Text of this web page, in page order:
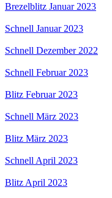
Brezelblitz Januar 2023
Schnell Januar 2023
Schnell Dezember 2022
Schnell Februar 2023
Blitz Februar 2023
Schnell März 2023
Blitz März 2023
Schnell April 2023
Blitz April 2023